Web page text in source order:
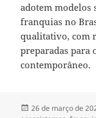
adotem modelos
franquias no
qualitativo, com
preparadas para
contemporâneo.
Publicado
26 de março de